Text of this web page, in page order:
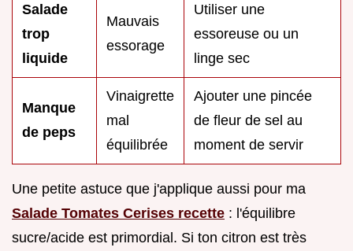
Salade
trop
liquide
Mauvais
essorage
Utiliser une
essoreuse ou un
linge sec
Manque
de peps
Vinaigrette
mal
équilibrée
Ajouter une pincée
de fleur de sel au
moment de servir
Une petite astuce que j'applique aussi pour ma
Salade Tomates Cerises recette : l'équilibre
sucre/acide est primordial. Si ton citron est très